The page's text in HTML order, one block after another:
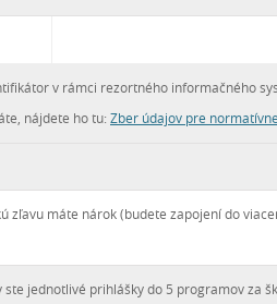
v rámci rezortného informačného
nájdete ho tu: Zber údajov pre
zľavu máte nárok (budete zapojení do
jednotlivé prihlášky do 5 programov za